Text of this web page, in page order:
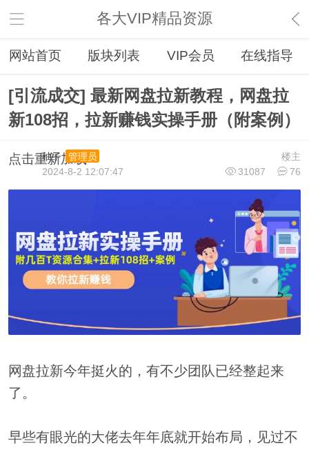
各大VIP精品资源
网站首页 版块列表 VIP会员 在线指导
[引流成交] 最新网盘拉新教程，网盘拉
新108招，拉新赚钱实操手册（附案例）
点击重新加载 楼主
柚子
管理员
31087
76
2024-8-2 12:07:47
网盘拉新今年挺火的，有不少团队已经整起来
了。
早些有眼光的大佬去年年底就开始布局，见过不